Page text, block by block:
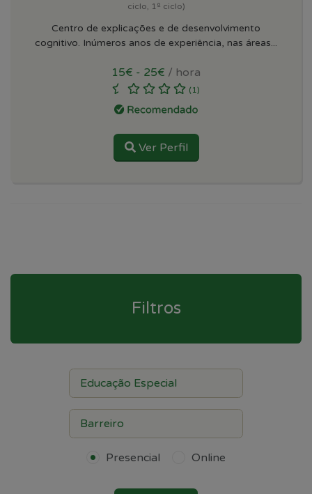
ciclo, 1º ciclo)
Centro de explicações e de desenvolvimento
cognitivo. Inúmeros anos de experiência, nas áreas...
15€ - 25€ / hora
(1)
Ver Perfil
Filtros
Presencial Online